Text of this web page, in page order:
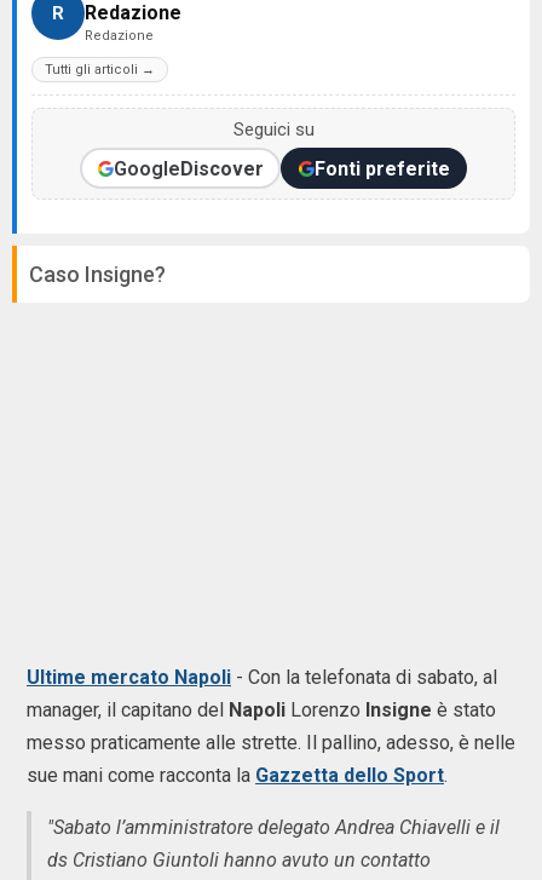
R Redazione
Redazione
Tutti gli articoli →
Seguici su
GoogleDiscover Fonti preferite
Caso Insigne?
Ultime mercato Napoli - Con la telefonata di sabato, al
manager, il capitano del Napoli Lorenzo Insigne è stato
messo praticamente alle strette. Il pallino, adesso, è nelle
sue mani come racconta la Gazzetta dello Sport.
"Sabato l’amministratore delegato Andrea Chiavelli e il
ds Cristiano Giuntoli hanno avuto un contatto